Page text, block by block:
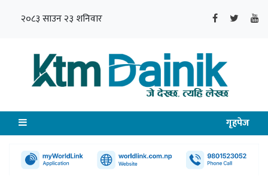
२०८३ साउन २३ शनिवार
गृहपेज